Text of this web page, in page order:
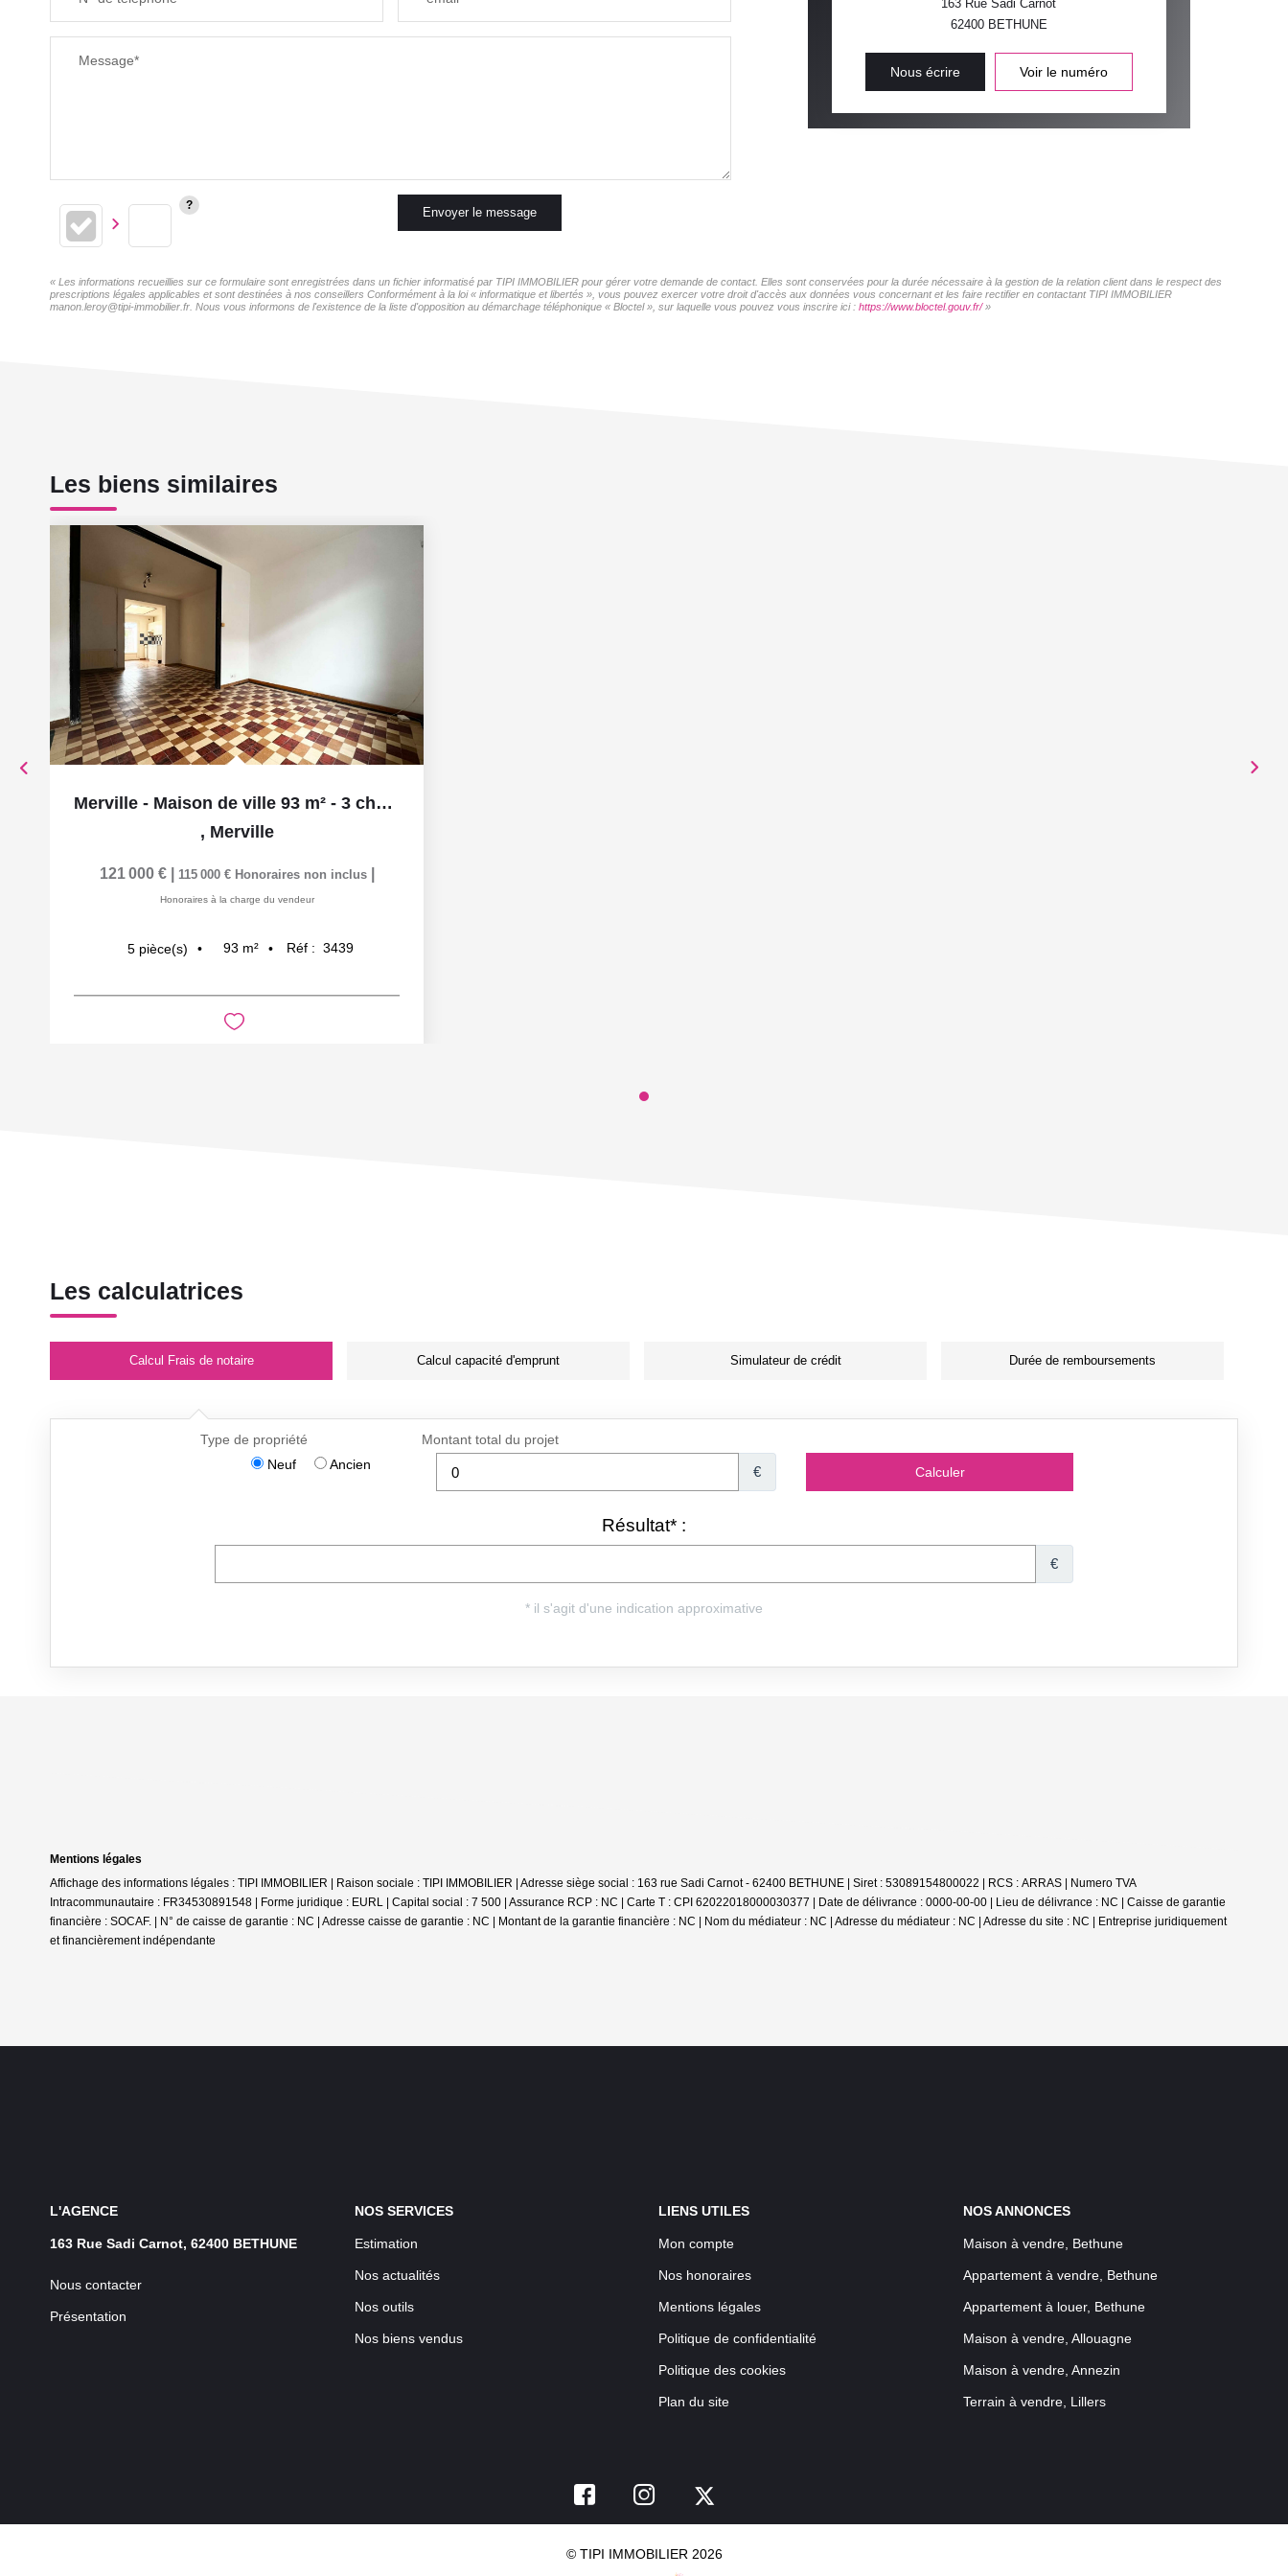
Message*
Envoyer le message
163 Rue Sadi Carnot
62400 BETHUNE
Nous écrire Voir le numéro
« Les informations recueillies sur ce formulaire sont enregistrées dans un fichier informatisé par TIPI IMMOBILIER pour gérer votre demande de contact. Elles sont conservées pour la durée nécessaire à la gestion de la relation client dans le respect des
prescriptions légales applicables et sont destinées à nos conseillers Conformément à la loi « informatique et libertés », vous pouvez exercer votre droit d'accès aux données vous concernant et les faire rectifier en contactant TIPI IMMOBILIER
manon.leroy@tipi-immobilier.fr. Nous vous informons de l'existence de la liste d'opposition au démarchage téléphonique « Bloctel », sur laquelle vous pouvez vous inscrire ici : https://www.bloctel.gouv.fr/»
Les biens similaires
Merville - Maison de ville 93 m² - 3 chambres - bureau -...
, Merville
121 000 € 115 000 € Honoraires non inclus
Honoraires à la charge du vendeur
5 pièce(s) 93 m² Réf : 3439
Les calculatrices
Calcul Frais de notaire Calcul capacité d'emprunt Simulateur de crédit Durée de remboursements
Mentions légales
Affichage des informations légales : TIPI IMMOBILIER | Raison sociale : TIPI IMMOBILIER | Adresse siège social : 163 rue Sadi Carnot - 62400 BETHUNE | Siret : 53089154800022 | RCS : ARRAS | Numero TVA
Intracommunautaire : FR34530891548 | Forme juridique : EURL | Capital social : 7 500 | Assurance RCP : NC | Carte T : CPI 62022018000030377 | Date de délivrance : 0000-00-00 | Lieu de délivrance : NC | Caisse de garantie
financière : SOCAF. | N° de caisse de garantie : NC | Adresse caisse de garantie : NC | Montant de la garantie financière : NC | Nom du médiateur : NC | Adresse du médiateur : NC | Adresse du site : NC |
Entreprise juridiquement
et financièrement indépendante
L'AGENCE
163 Rue Sadi Carnot, 62400 BETHUNE
Nous contacter
Présentation
NOS SERVICES
Estimation
Nos actualités
Nos outils
Nos biens vendus
LIENS UTILES
Mon compte
Nos honoraires
Mentions légales
Politique de confidentialité
Politique des cookies
Plan du site
NOS ANNONCES
Maison à vendre, Bethune
Appartement à vendre, Bethune
Appartement à louer, Bethune
Maison à vendre, Allouagne
Maison à vendre, Annezin
Terrain à vendre, Lillers
© TIPI IMMOBILIER 2026